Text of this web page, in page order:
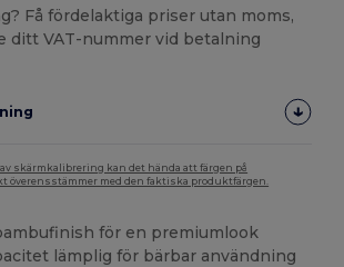
Få fördelaktiga priser utan moms,
ditt VAT-nummer vid betalning
skärmkalibrering kan det hända att färgen på
överensstämmer med den faktiska produktfärgen.
för en premiumlook
lämplig för bärbar användning